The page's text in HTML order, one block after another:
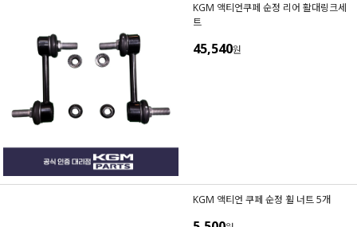
KGM 액티언쿠페 순정 리어 활대링크세
트
45,540원
KGM 액티언 쿠페 순정 휠 너트 5개